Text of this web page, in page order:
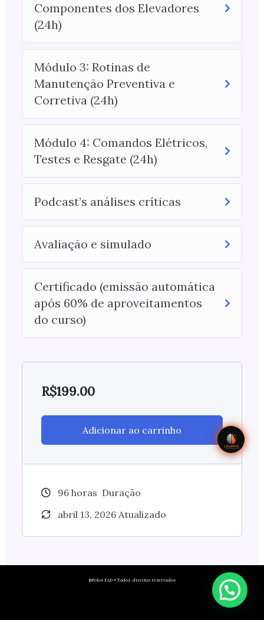
Componentes dos Elevadores
(24h)
Módulo 3: Rotinas de
Manutenção Preventiva e
Corretiva (24h)
Módulo 4: Comandos Elétricos,
Testes e Resgate (24h)
Podcast’s análises críticas
Avaliação e simulado
Certificado (emissão automática
após 60% de aproveitamentos
do curso)
R$199.00
Adicionar ao carrinho
96horas Duração
abril 13, 2026 Atualizado
@Polos EAD • Todos direitos reservados